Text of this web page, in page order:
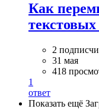
Как
2
31 мая
418
1
ответ
Показать ещё